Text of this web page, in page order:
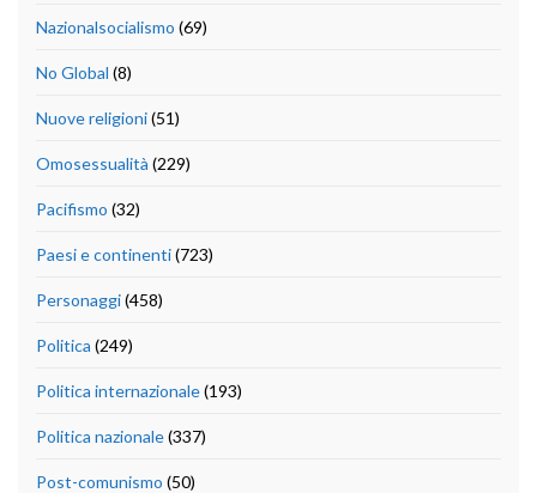
Nazionalsocialismo (69)
No Global (8)
Nuove religioni(51)
Omosessualità (229)
Pacifismo (32)
Paesi e continenti(723)
Personaggi(458)
Politica (249)
Politica internazionale(193)
Politica nazionale(337)
Post-comunismo (50)